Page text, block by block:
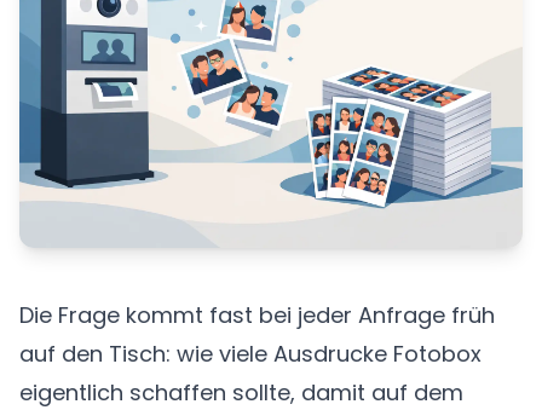
Die Frage kommt fast bei jeder Anfrage früh
auf den Tisch: wie viele Ausdrucke Fotobox
eigentlich schaffen sollte, damit auf dem